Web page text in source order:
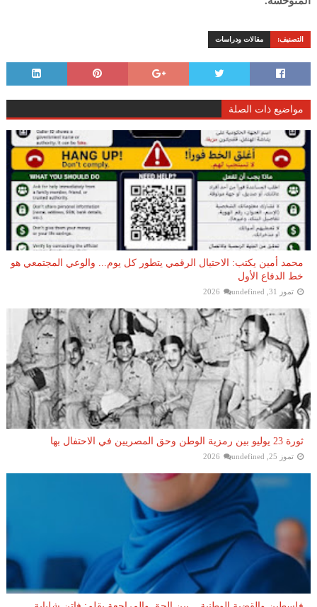
التصنيف: مقالات ودراسات
مواضيع ذات الصلة
محمد أمين يكتب: الاحتيال الرقمي يتطور كل يوم... والوعي المجتمعي هو
خط الدفاع الأول
تموز 31, 2026 undefined
ثورة 23 يوليو بين رمزية الوطن وحق المصريين في الاحتفال بها
تموز 25, 2026 undefined